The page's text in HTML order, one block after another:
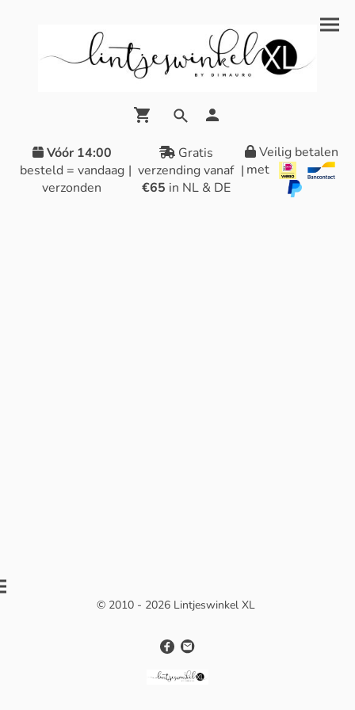
Vóór 14:00
besteld = vandaag
verzonden
|
Gratis
verzending vanaf
€65 in NL & DE
|
Veilig betalen
met
© 2010 - 2026 Lintjeswinkel XL